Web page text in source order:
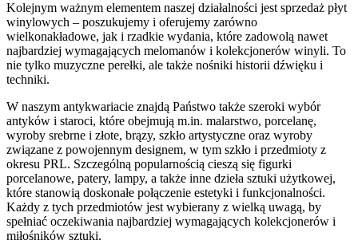
Kolejnym ważnym elementem naszej działalności jest sprzedaż płyt
winylowych – poszukujemy i oferujemy zarówno
wielkonakładowe, jak i rzadkie wydania, które zadowolą nawet
najbardziej wymagających melomanów i kolekcjonerów winyli. To
nie tylko muzyczne perełki, ale także nośniki historii dźwięku i
techniki.
W naszym antykwariacie znajdą Państwo także szeroki wybór
antyków i staroci, które obejmują m.in. malarstwo, porcelanę,
wyroby srebrne i złote, brązy, szkło artystyczne oraz wyroby
związane z powojennym designem, w tym szkło i przedmioty z
okresu PRL. Szczególną popularnością cieszą się figurki
porcelanowe, patery, lampy, a także inne dzieła sztuki użytkowej,
które stanowią doskonałe połączenie estetyki i funkcjonalności.
Każdy z tych przedmiotów jest wybierany z wielką uwagą, by
spełniać oczekiwania najbardziej wymagających kolekcjonerów i
miłośników sztuki.